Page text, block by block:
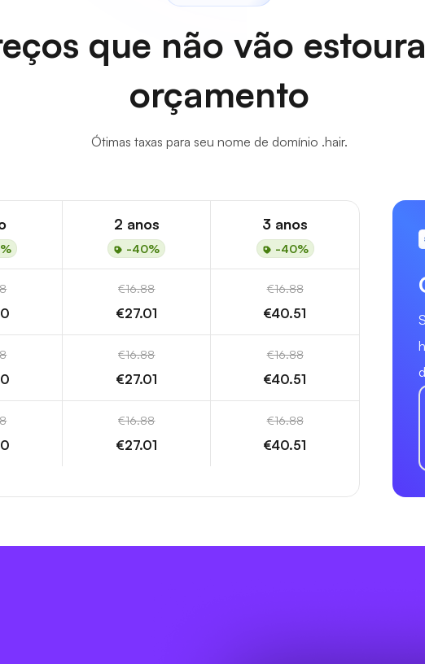
que não vão
orçamento
Ótimas taxas para seu nome de domínio .hair.
2 anos
-40%
3 anos
-40%
€16.88
€27.01
€16.88
€40.51
€16.88
€27.01
€16.88
€40.51
€16.88
€27.01
€16.88
€40.51